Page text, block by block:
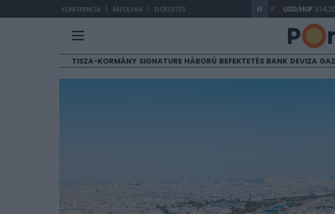
KONFERENCIA | ÁRFOLYAM | ELŐFIZETÉS
EUR/HUF USD/HUF314,20 -
TISZA-KORMÁNY SIGNATURE HÁBORÚ BEFEKTETÉS BANK DEVIZA